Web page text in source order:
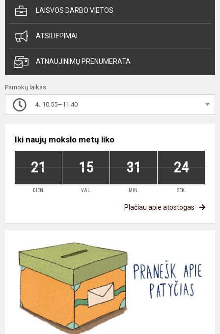
LAISVOS DARBO VIETOS
ATSILIEPIMAI
ATNAUJINIMŲ PRENUMERATA
Pamokų laikas
4. 10.55—11.40
Iki naujų mokslo metų liko
21 15 31 23
DIEN. VAL. MIN. SEK.
Plačiau apie atostogas